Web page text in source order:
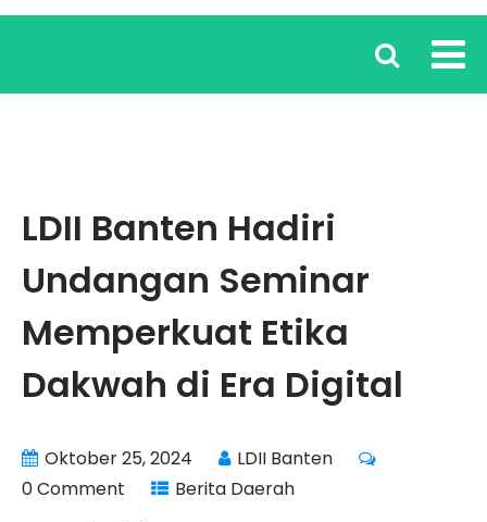
LDII Banten Hadiri
Undangan Seminar
Memperkuat Etika
Dakwah di Era Digital
Oktober 25, 2024
LDII Banten
0 Comment
Berita Daerah